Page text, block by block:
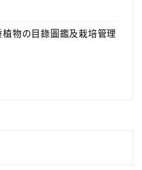
物の目錄圖鑑及栽培管理